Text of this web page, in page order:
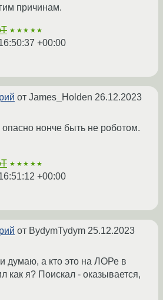
причинам.
★★★★★
+00:00
от James_Holden 26.12.2023
нонче быть не роботом.
★★★★★
+00:00
от BydymTydym 25.12.2023
думаю, а кто это на ЛОРе в
как я? Поискал - оказывается,